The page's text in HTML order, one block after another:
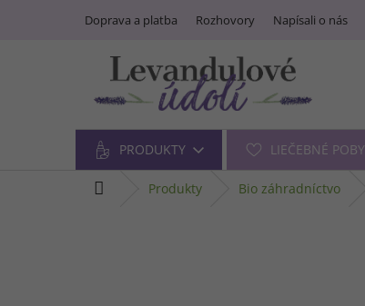
Doprava a platba Rozhovory Napísali o nás
PRODUKTY LIEČEBNÉ
domov produkty bio záhradníctvo